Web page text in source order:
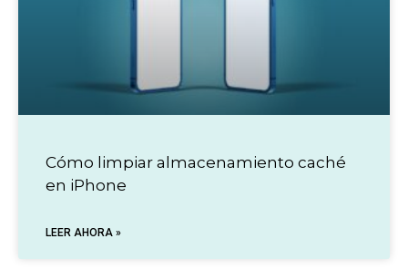
Cómo limpiar almacenamiento caché
en iPhone
LEER AHORA »